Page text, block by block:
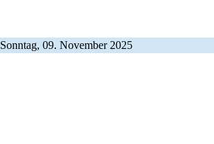
Sonntag, 09. November 2025